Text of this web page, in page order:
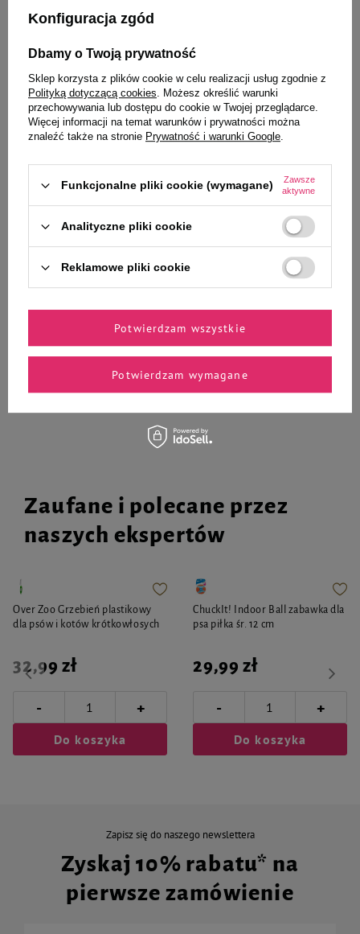
Wybrane specjalnie dla
Ciebie i Twojego czworonoga
Szampon dla psów Champ-
Richer dla szczeniąt rasy shih tzu
250 ml
33,90 zł 135,60 zł / l
- +
Do koszyka
Mokra karma dla psów małych
ras Dolina Noteci Premium Mix
40 x 100 g + gratis Luger's Little's
Moments z sercami z kaczki 185 g
156,62 zł 37,42 zł / kg
- +
Do koszyka
Zaufane i polecane przez
naszych ekspertów
Over Zoo Grzebień plastikowy
dla psów i kotów krótkowłosych
32,99 zł
- +
Do koszyka
ChuckIt! Indoor Ball zabawka dla
psa piłka śr. 12 cm
29,99 zł
- +
Do koszyka
Zapisz się do naszego newslettera
Zyskaj 10% rabatu* na
pierwsze zamówienie
Konfiguracja zgód
Dbamy o Twoją prywatność
Sklep korzysta z plików cookie w celu realizacji usług zgodnie z
Polityką dotyczącą cookies. Możesz określić warunki
przechowywania lub dostępu do cookie w Twojej przeglądarce.
Więcej informacji na temat warunków i prywatności można
znaleźć także na stronie Prywatność i warunki Google.
Funkcjonalne pliki cookie (wymagane)
Zawsze
aktywne
Analityczne pliki cookie
Reklamowe pliki cookie
Potwierdzam wymagane
Potwierdzam wszystkie